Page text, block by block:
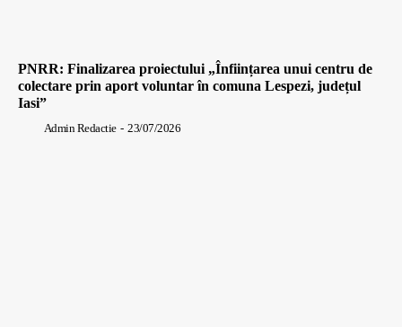
PNRR: Finalizarea proiectului „Înființarea unui centru de
colectare prin aport voluntar în comuna Lespezi, județul
Iasi”
Admin Redactie - 23/07/2026